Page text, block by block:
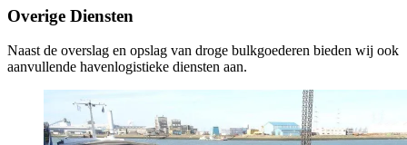
Overige Diensten
Naast de overslag en opslag van droge bulkgoederen bieden wij ook
aanvullende havenlogistieke diensten aan.